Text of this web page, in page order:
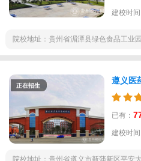
建校时
院校地址：贵州省湄潭县绿色食品工业
正在招生
遵义医
已有：
建校时
院校地址：贵州省遵义市新蒲新区平安